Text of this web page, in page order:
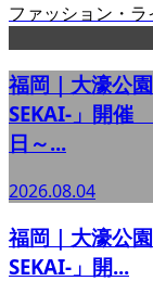
ファッション・
福岡｜大濠公
SEKAI-」開催
日～...
2026.08.04
福岡｜大濠公
SEKAI-」開...